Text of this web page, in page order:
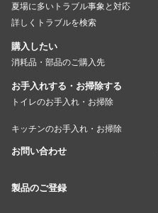
夏場に多いトラブル事象と対応
詳しくトラブルを検索
購入したい
消耗品・部品のご購入先
お手入れする・お掃除する
トイレのお手入れ・お掃除
キッチンのお手入れ・お掃除
お問い合わせ
製品のご登録